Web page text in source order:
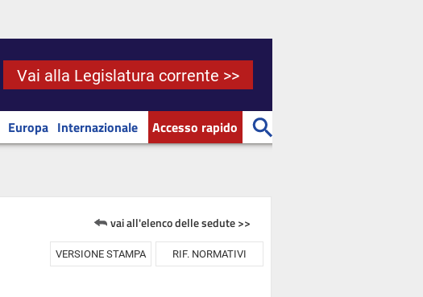
Vai alla Legislatura corrente >>
Europa Internazionale Accesso rapido
vai all'elenco delle sedute >>
VERSIONE STAMPA RIF. NORMATIVI